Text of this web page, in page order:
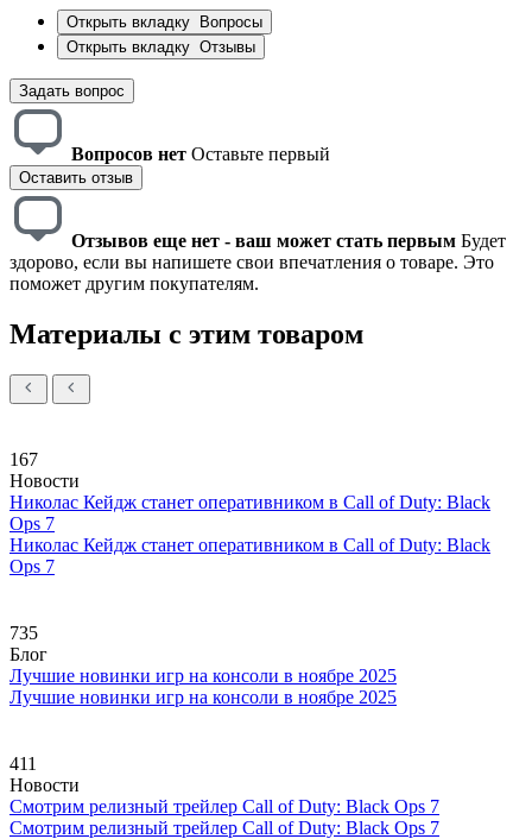
Открыть вкладку
Вопросы
Открыть вкладку Отзывы
Задать вопрос
Вопросов нет Оставьте первый
Оставить отзыв
Отзывов еще нет - ваш может стать первым Будет
здорово, если вы напишете свои впечатления о товаре. Это
поможет другим покупателям.
Материалы с этим товаром
167
Новости
Николас Кейдж станет оперативником в Call of Duty: Black
Ops 7
Николас Кейдж станет оперативником в Call of Duty: Black
Ops 7
735
Блог
Лучшие новинки игр на консоли в ноябре 2025
Лучшие новинки игр на консоли в ноябре 2025
411
Новости
Смотрим релизный трейлер Call of Duty: Black Ops 7
Смотрим релизный трейлер Call of Duty: Black Ops 7